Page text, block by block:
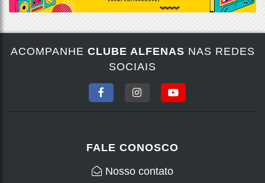
ACOMPANHE CLUBE ALFENAS NAS REDES
SOCIAIS
FALE CONOSCO
Nosso contato